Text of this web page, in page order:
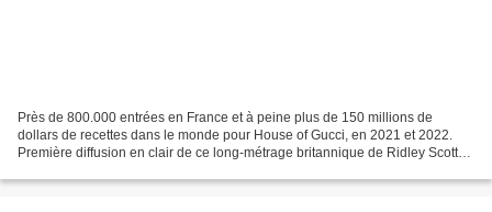
Près de 800.000 entrées en France et à peine plus de 150 millions de
dollars de recettes dans le monde pour House of Gucci, en 2021 et 2022.
Première diffusion en clair de ce long-métrage britannique de Ridley Scott